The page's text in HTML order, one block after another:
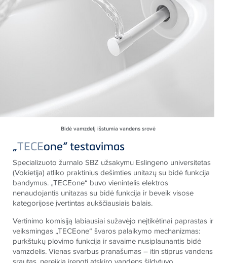
Bidė vamzdelį išstumia vandens srovė
„TECEone“ testavimas
Specializuoto žurnalo SBZ užsakymu Eslingeno universitetas
(Vokietija) atliko praktinius dešimties unitazų su bidė funkcija
bandymus. „TECEone“ buvo vienintelis elektros
nenaudojantis unitazas su bidė funkcija ir beveik visose
kategorijose įvertintas aukščiausiais balais.
Vertinimo komisiją labiausiai sužavėjo neįtikėtinai paprastas ir
veiksmingas „TECEone“ švaros palaikymo mechanizmas:
purkštukų plovimo funkcija ir savaime nusiplaunantis bidė
vamzdelis. Vienas svarbus pranašumas – itin stiprus vandens